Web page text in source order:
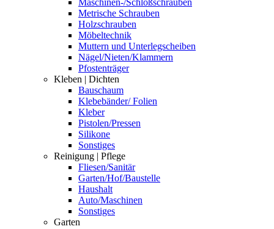
Maschinen-/Schloßschrauben
Metrische Schrauben
Holzschrauben
Möbeltechnik
Muttern und Unterlegscheiben
Nägel/Nieten/Klammern
Pfostenträger
Kleben | Dichten
Bauschaum
Klebebänder/ Folien
Kleber
Pistolen/Pressen
Silikone
Sonstiges
Reinigung | Pflege
Fliesen/Sanitär
Garten/Hof/Baustelle
Haushalt
Auto/Maschinen
Sonstiges
Garten